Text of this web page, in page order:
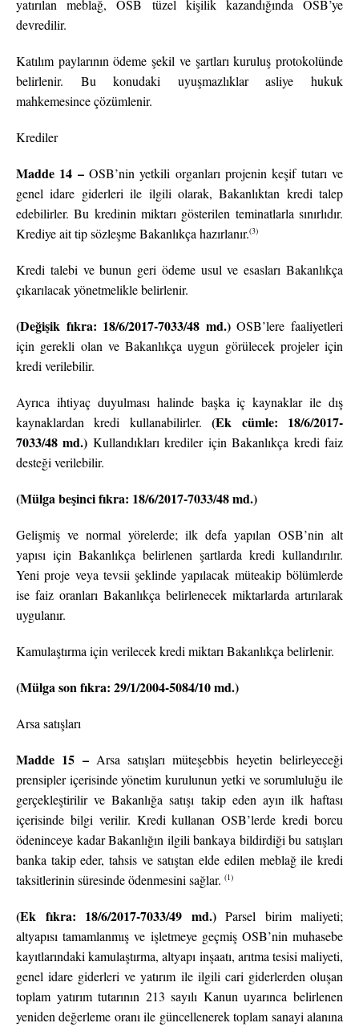
yatırılan meblağ, OSB tüzel kişilik kazandığında OSB’ye
devredilir.
Katılım paylarının ödeme şekil ve şartları kuruluş protokolünde
belirlenir. Bu konudaki uyuşmazlıklar asliye hukuk
mahkemesince çözümlenir.
Krediler
Madde 14 – OSB’nin yetkili organları projenin keşif tutarı ve
genel idare giderleri ile ilgili olarak, Bakanlıktan kredi talep
edebilirler. Bu kredinin miktarı gösterilen teminatlarla sınırlıdır.
Krediye ait tip sözleşme Bakanlıkça hazırlanır.(3)
Kredi talebi ve bunun geri ödeme usul ve esasları Bakanlıkça
çıkarılacak yönetmelikle belirlenir.
(Değişik fıkra: 18/6/2017-7033/48 md.)OSB’lere faaliyetleri
için gerekli olan ve Bakanlıkça uygun görülecek projeler için
kredi verilebilir.
Ayrıca ihtiyaç duyulması halinde başka iç kaynaklar ile dış
kaynaklardan kredi kullanabilirler.(Ek cümle: 18/6/2017-
7033/48 md.) Kullandıkları krediler için Bakanlıkça kredi faiz
desteği verilebilir.
(Mülga beşinci fıkra: 18/6/2017-7033/48 md.)
Gelişmiş ve normal yörelerde; ilk defa yapılan OSB’nin alt
yapısı için Bakanlıkça belirlenen şartlarda kredi kullandırılır.
Yeni proje veya tevsii şeklinde yapılacak müteakip bölümlerde
ise faiz oranları Bakanlıkça belirlenecek miktarlarda artırılarak
uygulanır.
Kamulaştırma için verilecek kredi miktarı Bakanlıkça belirlenir.
(Mülga son fıkra: 29/1/2004-5084/10 md.)
Arsa satışları
Madde 15 – Arsa satışları müteşebbis heyetin belirleyeceği
prensipler içerisinde yönetim kurulunun yetki ve sorumluluğu ile
gerçekleştirilir ve Bakanlığa satışı takip eden ayın ilk haftası
içerisinde bilgi verilir. Kredi kullanan OSB’lerde kredi borcu
ödeninceye kadar Bakanlığın ilgili bankaya bildirdiği bu satışları
banka takip eder, tahsis ve satıştan elde edilen meblağ ile kredi
taksitlerinin süresinde ödenmesini sağlar. (1)
(Ek fıkra: 18/6/2017-7033/49 md.) Parsel birim maliyeti;
altyapısı tamamlanmış ve işletmeye geçmiş OSB’nin muhasebe
kayıtlarındaki kamulaştırma, altyapı inşaatı, arıtma tesisi maliyeti,
genel idare giderleri ve yatırım ile ilgili cari giderlerden oluşan
toplam yatırım tutarının 213 sayılı Kanun uyarınca belirlenen
yeniden değerleme oranı ile güncellenerek toplam sanayi alanına